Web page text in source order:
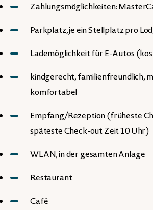
Zahlungsmöglichkeiten:
Parkplatz, je ein Stellplatz pro
Lademöglichkeit für E-Autos
kindgerecht, familienfreundlich,
komfortabel
Empfang/Rezeption (früheste
späteste Check-out Zeit 10 Uhr)
WLAN, in der gesamten Anlage
Restaurant
Café